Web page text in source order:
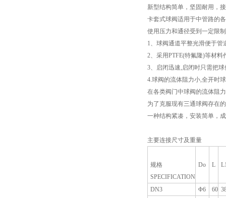
新型结构简单，坚固耐用，
卡套式球阀适用于中管路的
使用压力和通径受到一定限
1、球阀通道平整光滑便于
2、采用PTFE(特氟隆)等材
3、启闭迅速,启闭时只需把
4.球阀的流体阻力小,全开时
在各类阀门中球阀的流体阻
为了克服现有三通球阀存在
一种结构紧凑，安装简单，
主要连接尺寸及重量
规格
SPECIFICATION
Do L
DN3 Φ6 60